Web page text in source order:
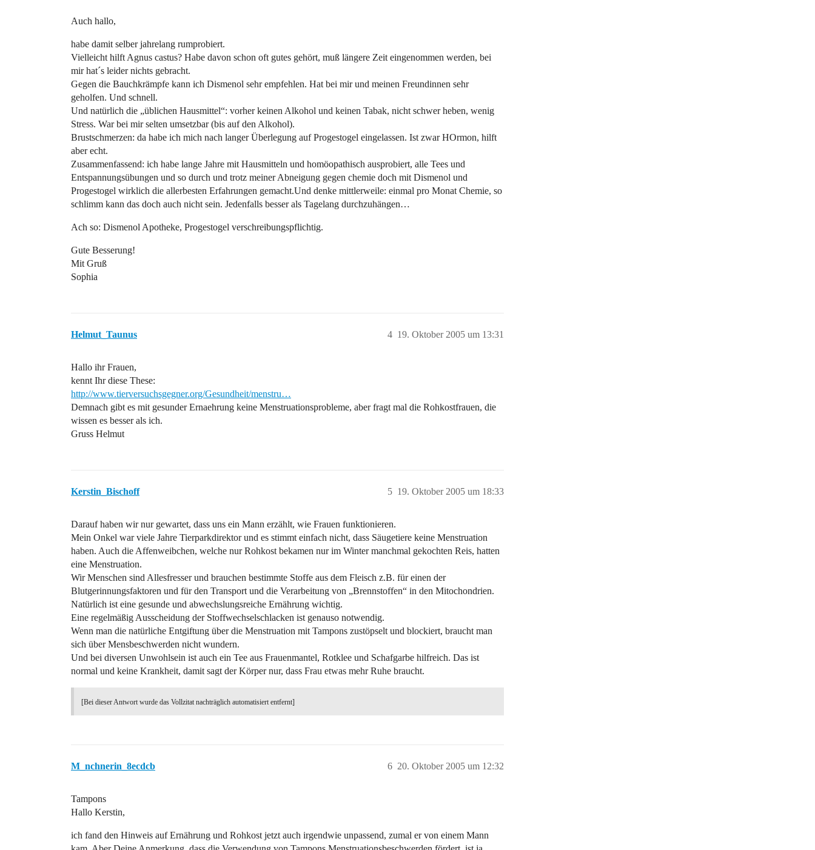
Auch hallo,
habe damit selber jahrelang rumprobiert.
Vielleicht hilft Agnus castus? Habe davon schon oft gutes gehört, muß längere Zeit eingenommen werden, bei
mir hat´s leider nichts gebracht.
Gegen die Bauchkrämpfe kann ich Dismenol sehr empfehlen. Hat bei mir und meinen Freundinnen sehr
geholfen. Und schnell.
Und natürlich die „üblichen Hausmittel“: vorher keinen Alkohol und keinen Tabak, nicht schwer heben, wenig
Stress. War bei mir selten umsetzbar (bis auf den Alkohol).
Brustschmerzen: da habe ich mich nach langer Überlegung auf Progestogel eingelassen. Ist zwar HOrmon, hilft
aber echt.
Zusammenfassend: ich habe lange Jahre mit Hausmitteln und homöopathisch ausprobiert, alle Tees und
Entspannungsübungen und so durch und trotz meiner Abneigung gegen chemie doch mit Dismenol und
Progestogel wirklich die allerbesten Erfahrungen gemacht.Und denke mittlerweile: einmal pro Monat Chemie, so
schlimm kann das doch auch nicht sein. Jedenfalls besser als Tagelang durchzuhängen…
Ach so: Dismenol Apotheke, Progestogel verschreibungspflichtig.
Gute Besserung!
Mit Gruß
Sophia
Helmut_Taunus 19. Oktober 2005 um 13:31
4
Hallo ihr Frauen,
kennt Ihr diese These:
http://www.tierversuchsgegner.org/Gesundheit/menstru…
Demnach gibt es mit gesunder Ernaehrung keine Menstruationsprobleme, aber fragt mal die Rohkostfrauen, die
wissen es besser als ich.
Gruss Helmut
Kerstin_Bischoff 19. Oktober 2005 um 18:33
5
Darauf haben wir nur gewartet, dass uns ein Mann erzählt, wie Frauen funktionieren.
Mein Onkel war viele Jahre Tierparkdirektor und es stimmt einfach nicht, dass Säugetiere keine Menstruation
haben. Auch die Affenweibchen, welche nur Rohkost bekamen nur im Winter manchmal gekochten Reis, hatten
eine Menstruation.
Wir Menschen sind Allesfresser und brauchen bestimmte Stoffe aus dem Fleisch z.B. für einen der
Blutgerinnungsfaktoren und für den Transport und die Verarbeitung von „Brennstoffen“ in den Mitochondrien.
Natürlich ist eine gesunde und abwechslungsreiche Ernährung wichtig.
Eine regelmäßig Ausscheidung der Stoffwechselschlacken ist genauso notwendig.
Wenn man die natürliche Entgiftung über die Menstruation mit Tampons zustöpselt und blockiert, braucht man
sich über Mensbeschwerden nicht wundern.
Und bei diversen Unwohlsein ist auch ein Tee aus Frauenmantel, Rotklee und Schafgarbe hilfreich. Das ist
normal und keine Krankheit, damit sagt der Körper nur, dass Frau etwas mehr Ruhe braucht.
[Bei dieser Antwort wurde das Vollzitat nachträglich automatisiert entfernt]
M_nchnerin_8ecdcb 20. Oktober 2005 um 12:32
6
Tampons
Hallo Kerstin,
ich fand den Hinweis auf Ernährung und Rohkost jetzt auch irgendwie unpassend, zumal er von einem Mann